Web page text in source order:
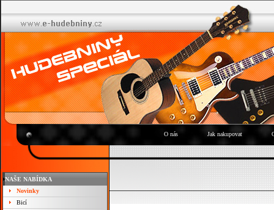
O nás Jak nakupovat
NAŠE NABÍDKA
Novinky
Bicí